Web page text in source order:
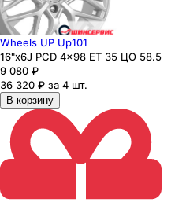
Wheels UP Up101
16"x6J PCD 4x98 ЕТ 35 ЦО 58.5
9 080 ₽
36 320 ₽ за 4 шт.
В корзину